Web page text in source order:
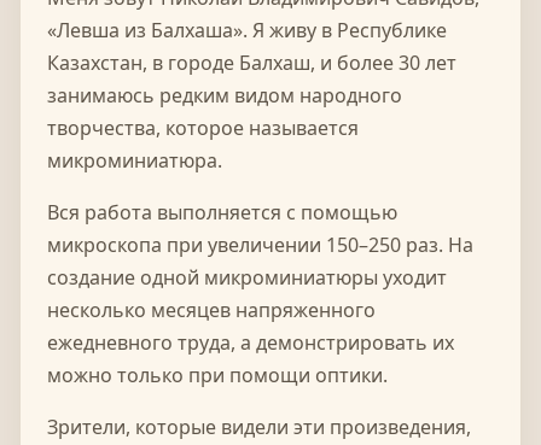
«Левша из Балхаша». Я живу в Республике
Казахстан, в городе Балхаш, и более 30 лет
занимаюсь редким видом народного
творчества, которое называется
микроминиатюра.
Вся работа выполняется с помощью
микроскопа при увеличении 150–250 раз. На
создание одной микроминиатюры уходит
несколько месяцев напряженного
ежедневного труда, а демонстрировать их
можно только при помощи оптики.
Зрители, которые видели эти произведения,